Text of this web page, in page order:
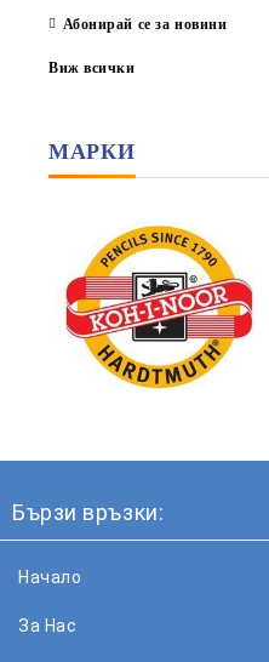
Абонирай се за новини
Виж всички
МАРКИ
Бързи връзки:
Начало
За Нас